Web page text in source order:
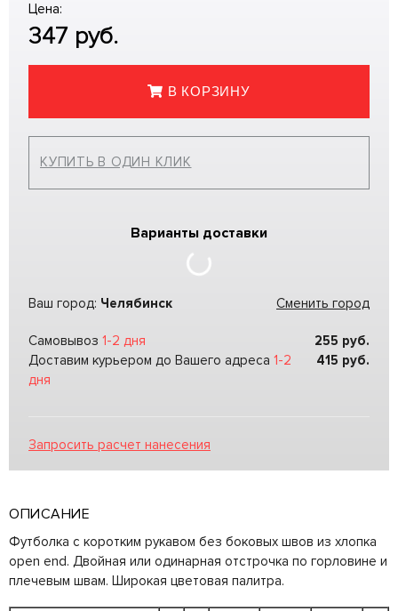
Цена:
347 руб.
В КОРЗИНУ
КУПИТЬ В ОДИН КЛИК
Варианты доставки
Ваш город: Челябинск Сменить город
Самовывоз 1-2 дня 255 руб.
Доставим курьером до Вашего адреса 1-2
дня
415 руб.
Запросить расчет нанесения
ОПИСАНИЕ
Футболка с коротким рукавом без боковых швов из хлопка
open end. Двойная или одинарная отстрочка по горловине и
плечевым швам. Широкая цветовая палитра.